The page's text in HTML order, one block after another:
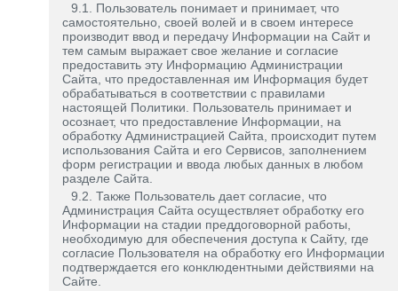
9.1. Пользователь понимает и принимает, что
самостоятельно, своей волей и в своем интересе
производит ввод и передачу Информации на Сайт и
тем самым выражает свое желание и согласие
предоставить эту Информацию Администрации
Сайта, что предоставленная им Информация будет
обрабатываться в соответствии с правилами
настоящей Политики. Пользователь принимает и
осознает, что предоставление Информации, на
обработку Администрацией Сайта, происходит путем
использования Сайта и его Сервисов, заполнением
форм регистрации и ввода любых данных в любом
разделе Сайта.
9.2. Также Пользователь дает согласие, что
Администрация Сайта осуществляет обработку его
Информации на стадии преддоговорной работы,
необходимую для обеспечения доступа к Сайту, где
согласие Пользователя на обработку его Информации
подтверждается его конклюдентными действиями на
Сайте.